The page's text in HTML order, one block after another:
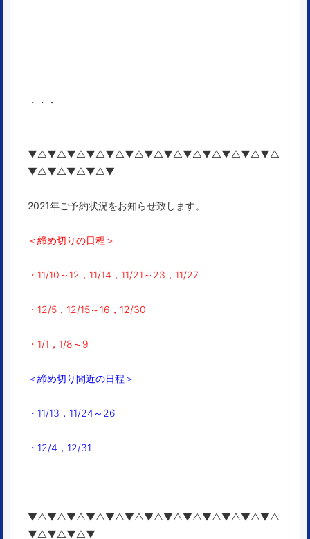
・・・
▼△▼△▼△▼△▼△▼△▼△▼△▼△▼△▼△▼△▼△
▼△▼△▼△▼△▼
2021年ご予約状況をお知らせ致します。
＜締め切りの日程＞
・11/10～12，11/14，11/21～23，11/27
・12/5，12/15～16，12/30
・1/1，1/8～9
＜締め切り間近の日程＞
・11/13，11/24～26
・12/4，12/31
▼△▼△▼△▼△▼△▼△▼△▼△▼△▼△▼△▼△▼△
▼△▼△▼△▼